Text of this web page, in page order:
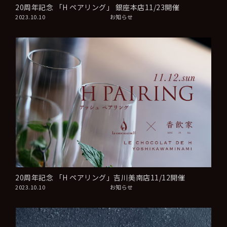
20周年記念 「H ペアリング」 銀座本店11/23開催
2023.10.10 お知らせ
20周年記念 「H ペアリング」吉川美南店11/12開催
2023.10.10 お知らせ